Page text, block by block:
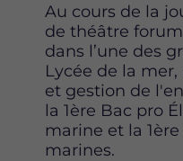
Au cours de la
de théâtre
dans l’une des
Lycée de la mer,
et gestion de
la 1ère Bac pro
marine et la
marines.